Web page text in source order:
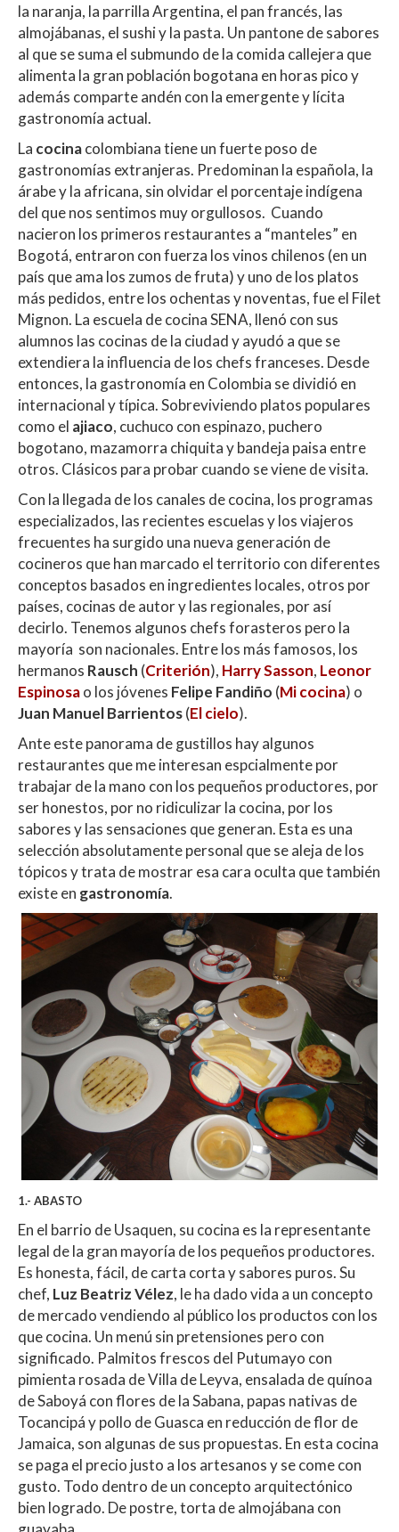
la naranja, la parrilla Argentina, el pan francés, las
almojábanas, el sushi y la pasta. Un pantone de sabores
al que se suma el submundo de la comida callejera que
alimenta la gran población bogotana en horas pico y
además comparte andén con la emergente y lícita
gastronomía actual.
La cocinacolombiana tiene un fuerte poso de
gastronomías extranjeras. Predominan la española, la
árabe y la africana, sin olvidar el porcentaje indígena
del que nos sentimos muy orgullosos. Cuando
nacieron los primeros restaurantes a “manteles” en
Bogotá, entraron con fuerza los vinos chilenos (en un
país que ama los zumos de fruta) y uno de los platos
más pedidos, entre los ochentas y noventas, fue el Filet
Mignon. La escuela de cocina SENA, llenó con sus
alumnos las cocinas de la ciudad y ayudó a que se
extendiera la influencia de los chefs franceses. Desde
entonces, la gastronomía en Colombia se dividió en
internacional y típica. Sobreviviendo platos populares
como el ajiaco, cuchuco con espinazo, puchero
bogotano, mazamorra chiquita y bandeja paisa entre
otros. Clásicos para probar cuando se viene de visita.
Con la llegada de los canales de cocina, los programas
especializados, las recientes escuelas y los viajeros
frecuentes ha surgido una nueva generación de
cocineros que han marcado el territorio con diferentes
conceptos basados en ingredientes locales, otros por
países, cocinas de autor y las regionales, por así
decirlo. Tenemos algunos chefs forasteros pero la
mayoría son nacionales. Entre los más famosos, los
hermanos Rausch (Criterión), Harry Sasson, Leonor
Espinosao los jóvenes Felipe Fandiño (Mi cocina) o
Juan Manuel Barrientos(El cielo).
Ante este panorama de gustillos hay algunos
restaurantes que me interesan espcialmente por
trabajar de la mano con los pequeños productores, por
ser honestos, por no ridiculizar la cocina, por los
sabores y las sensaciones que generan. Esta es una
selección absolutamente personal que se aleja de los
tópicos y trata de mostrar esa cara oculta que también
existe en gastronomía.
1.- ABASTO
En el barrio de Usaquen, su cocina es la representante
legal de la gran mayoría de los pequeños productores.
Es honesta, fácil, de carta corta y sabores puros. Su
chef, Luz Beatriz Vélez, le ha dado vida a un concepto
de mercado vendiendo al público los productos con los
que cocina. Un menú sin pretensiones pero con
significado. Palmitos frescos del Putumayo con
pimienta rosada de Villa de Leyva, ensalada de quínoa
de Saboyá con flores de la Sabana, papas nativas de
Tocancipá y pollo de Guasca en reducción de flor de
Jamaica, son algunas de sus propuestas. En esta cocina
se paga el precio justo a los artesanos y se come con
gusto. Todo dentro de un concepto arquitectónico
bien logrado. De postre, torta de almojábana con